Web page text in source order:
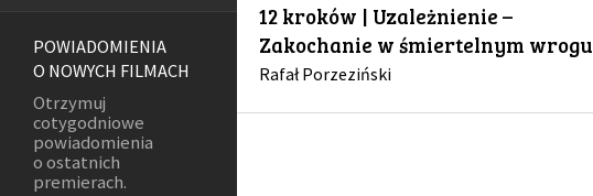
12 kroków | Uzależnienie –
Zakochanie w śmiertelnym wrogu
Rafał Porzeziński
POWIADOMIENIA
O NOWYCH FILMACH
Otrzymuj
cotygodniowe
powiadomienia
o ostatnich
premierach.